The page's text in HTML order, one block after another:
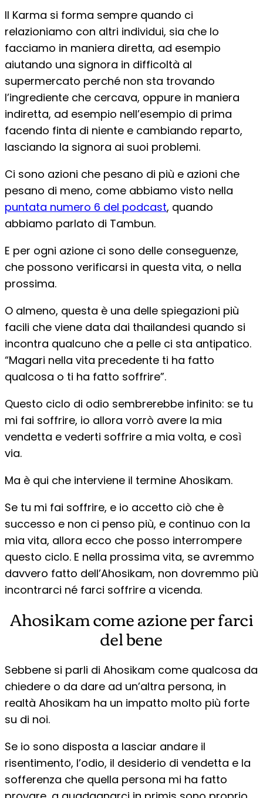
Il Karma si forma sempre quando ci
relazioniamo con altri individui, sia che lo
facciamo in maniera diretta, ad esempio
aiutando una signora in difficoltà al
supermercato perché non sta trovando
l’ingrediente che cercava, oppure in maniera
indiretta, ad esempio nell’esempio di prima
facendo finta di niente e cambiando reparto,
lasciando la signora ai suoi problemi.
Ci sono azioni che pesano di più e azioni che
pesano di meno, come abbiamo visto nella
puntata numero 6 del podcast, quando
abbiamo parlato di Tambun.
E per ogni azione ci sono delle conseguenze,
che possono verificarsi in questa vita, o nella
prossima.
O almeno, questa è una delle spiegazioni più
facili che viene data dai thailandesi quando si
incontra qualcuno che a pelle ci sta antipatico.
“Magari nella vita precedente ti ha fatto
qualcosa o ti ha fatto soffrire”.
Questo ciclo di odio sembrerebbe infinito: se tu
mi fai soffrire, io allora vorrò avere la mia
vendetta e vederti soffrire a mia volta, e così
via.
Ma è qui che interviene il termine Ahosikam.
Se tu mi fai soffrire, e io accetto ciò che è
successo e non ci penso più, e continuo con la
mia vita, allora ecco che posso interrompere
questo ciclo. E nella prossima vita, se avremmo
davvero fatto dell’Ahosikam, non dovremmo più
incontrarci né farci soffrire a vicenda.
Ahosikam come azione per farci
del bene
Sebbene si parli di Ahosikam come qualcosa da
chiedere o da dare ad un’altra persona, in
realtà Ahosikam ha un impatto molto più forte
su di noi.
Se io sono disposta a lasciar andare il
risentimento, l’odio, il desiderio di vendetta e la
sofferenza che quella persona mi ha fatto